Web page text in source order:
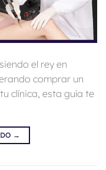
el rey en
comprar un
clínica, esta guía te
→